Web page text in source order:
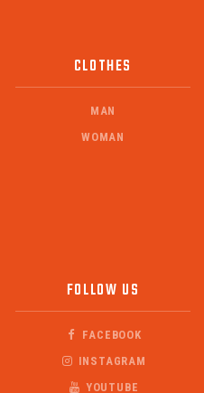
CLOTHES
MAN
WOMAN
FOLLOW US
FACEBOOK
INSTAGRAM
YOUTUBE